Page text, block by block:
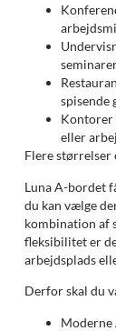
spisende
Kontorer
eller
Flere størrelser
Luna A-bordet
du kan vælge
kombination af
fleksibilitet er
arbejdsplads
Derfor skal du
Moderne